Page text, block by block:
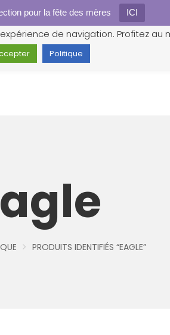
pour la fête des mères ICI
PRODUITS IDENTIFIÉS “EAGLE”
des cookies
de navigation. Profitez
Politique